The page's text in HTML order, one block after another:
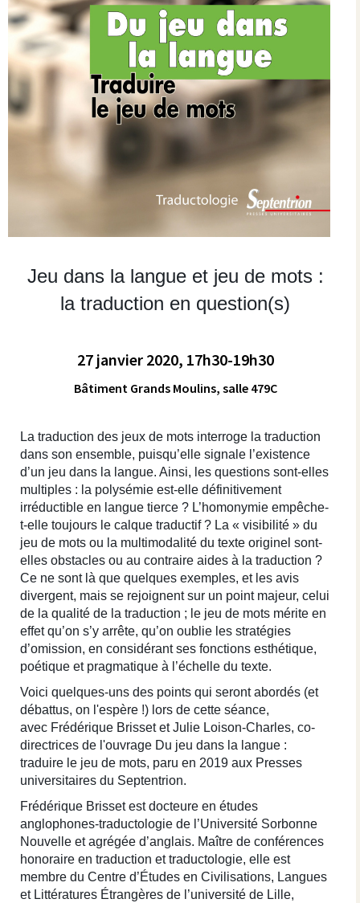
Jeu dans la langue et jeu de mots :
la traduction en question(s)
27 janvier 2020, 17h30-19h30
Bâtiment Grands Moulins, salle 479C
La traduction des jeux de mots interroge la traduction
dans son ensemble, puisqu’elle signale l’existence
d’un jeu dans la langue. Ainsi, les questions sont-elles
multiples : la polysémie est-elle définitivement
irréductible en langue tierce ? L’homonymie empêche-
t-elle toujours le calque traductif ? La « visibilité » du
jeu de mots ou la multimodalité du texte originel sont-
elles obstacles ou au contraire aides à la traduction ?
Ce ne sont là que quelques exemples, et les avis
divergent, mais se rejoignent sur un point majeur, celui
de la qualité de la traduction ; le jeu de mots mérite en
effet qu’on s’y arrête, qu’on oublie les stratégies
d’omission, en considérant ses fonctions esthétique,
poétique et pragmatique à l’échelle du texte.
Voici quelques-uns des points qui seront abordés (et
débattus, on l'espère !) lors de cette séance,
avec Frédérique Brisset et Julie Loison-Charles, co-
directrices de l'ouvrage Du jeu dans la langue :
traduire le jeu de mots, paru en 2019 aux Presses
universitaires du Septentrion.
Frédérique Brisset est docteure en études
anglophones-traductologie de l’Université Sorbonne
Nouvelle et agrégée d’anglais. Maître de conférences
honoraire en traduction et traductologie, elle est
membre du Centre d’Études en Civilisations, Langues
et Littératures Étrangères de l’université de Lille,